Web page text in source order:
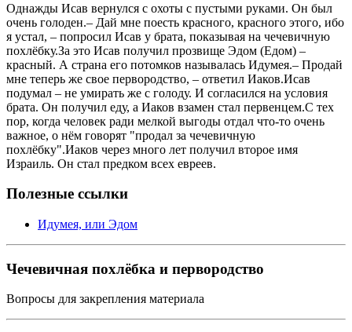
Однажды Исав вернулся с охоты с пустыми руками. Он был
очень голоден.– Дай мне поесть красного, красного этого, ибо
я устал, – попросил Исав у брата, показывая на чечевичную
похлёбку.За это Исав получил прозвище Эдом (Едом) –
красный. А страна его потомков называлась Идумея.– Продай
мне теперь же свое первородство, – ответил Иаков.Исав
подумал – не умирать же с голоду. И согласился на условия
брата. Он получил еду, а Иаков взамен стал первенцем.С тех
пор, когда человек ради мелкой выгоды отдал что-то очень
важное, о нём говорят "продал за чечевичную
похлёбку".Иаков через много лет получил второе имя
Израиль. Он стал предком всех евреев.
Полезные ссылки
Идумея, или Эдом
Чечевичная похлёбка и первородство
Вопросы для закрепления материала